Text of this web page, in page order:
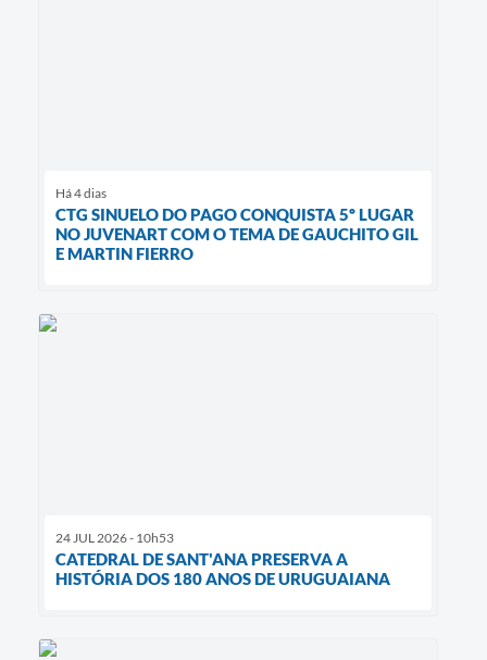
Há 4 dias
CTG SINUELO DO PAGO CONQUISTA 5º LUGAR
NO JUVENART COM O TEMA DE GAUCHITO GIL
E MARTIN FIERRO
24 JUL 2026 - 10h53
CATEDRAL DE SANT'ANA PRESERVA A
HISTÓRIA DOS 180 ANOS DE URUGUAIANA